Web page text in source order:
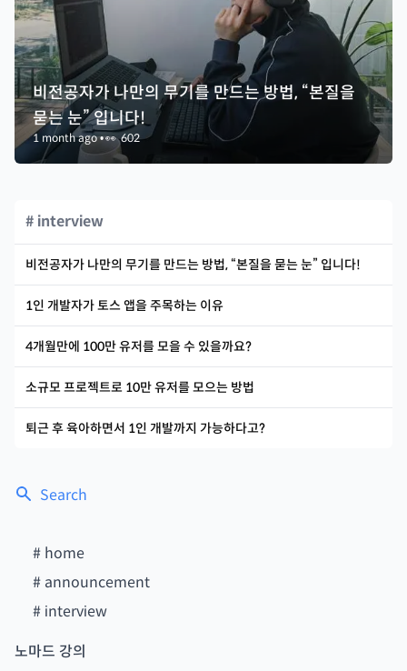
Search
# home
# announcement
# interview
노마드 강의
비전공자가 나만의 무기를 만드는 방법, “본질을
묻는 눈” 입니다!
1 month ago•👀602
# interview
비전공자가 나만의 무기를 만드는 방법, “본질을 묻는 눈” 입니다!
1인 개발자가 토스 앱을 주목하는 이유
4개월만에 100만 유저를 모을 수 있을까요?
소규모 프로젝트로 10만 유저를 모으는 방법
퇴근 후 육아하면서 1인 개발까지 가능하다고?